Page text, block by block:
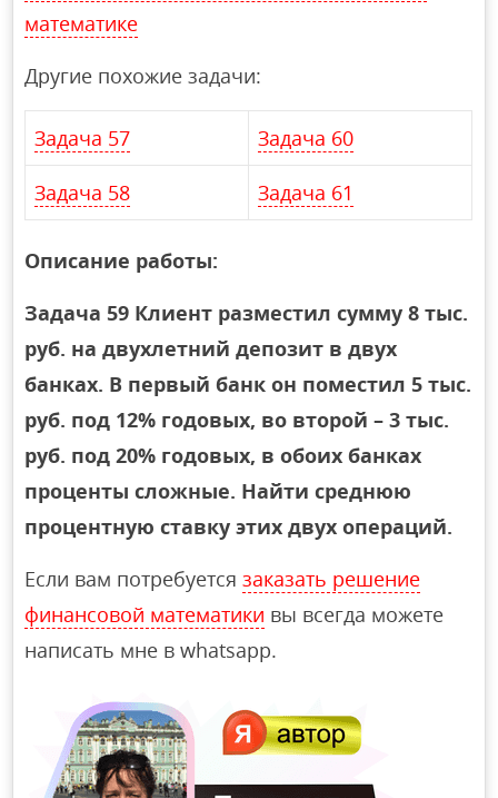
математике
Другие похожие задачи:
Задача 57 Задача 60
Задача 58 Задача 61
Описание работы:
Задача 59 Клиент разместил сумму 8 тыс.
руб. на двухлетний депозит в двух
банках. В первый банк он поместил 5 тыс.
руб. под 12% годовых, во второй – 3 тыс.
руб. под 20% годовых, в обоих банках
проценты сложные. Найти среднюю
процентную ставку этих двух операций.
Если вам потребуетсязаказать решение
финансовой математики вы всегда можете
написать мне в whatsapp.